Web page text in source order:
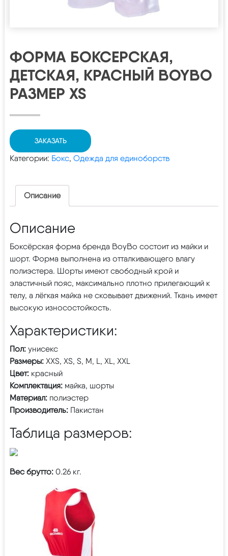
ФОРМА БОКСЕРСКАЯ,
ДЕТСКАЯ, КРАСНЫЙ BOYBO
РАЗМЕР XS
ЗАКАЗАТЬ
Категории: Бокс, Одежда для единоборств
Описание
Описание
Боксёрская форма бренда BoyBo состоит из майки и
шорт. Форма выполнена из отталкивающего влагу
полиэстера. Шорты имеют свободный крой и
эластичный пояс, максимально плотно прилегающий к
телу, а лёгкая майка не сковывает движений. Ткань имеет
высокую износостойкость.
Характеристики:
Пол: унисекс
Размеры: XXS, XS, S, M, L, XL, XXL
Цвет: красный
Комплектация: майка, шорты
Материал: полиэстер
Производитель: Пакистан
Таблица размеров:
Вес брутто: 0.26 кг.